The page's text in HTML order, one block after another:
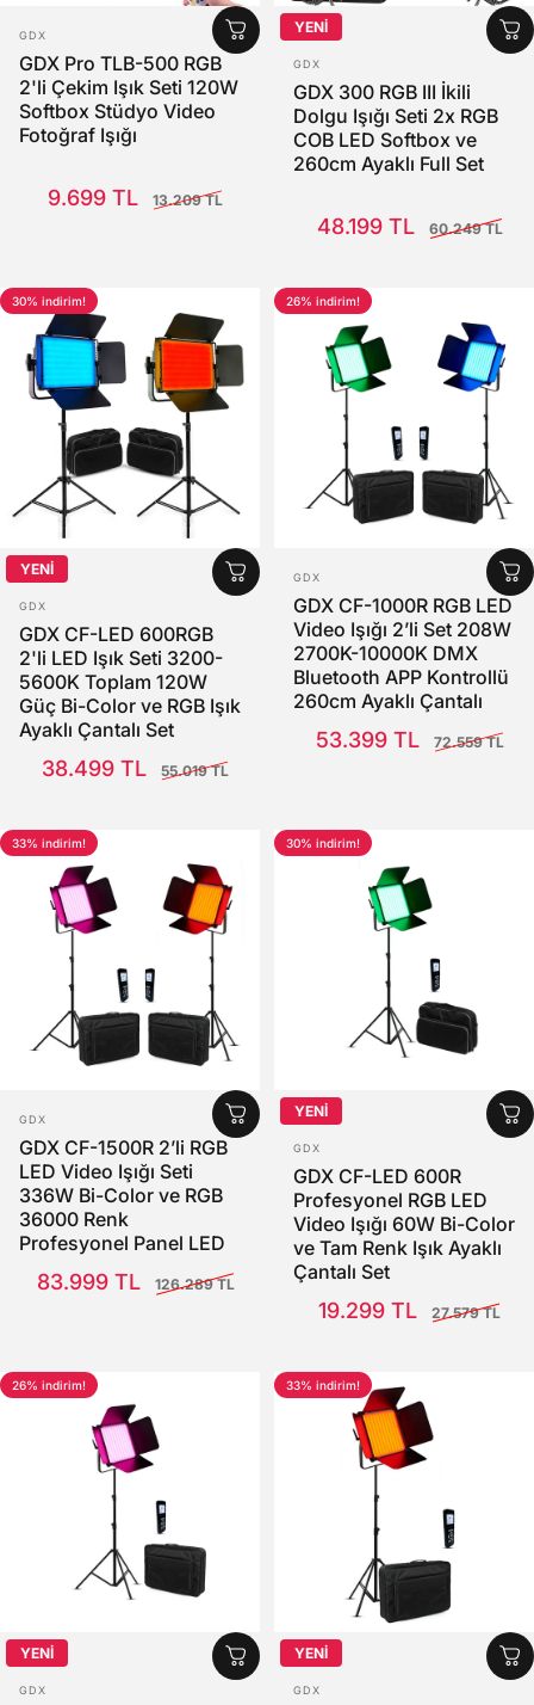
SATICI:
GDX
GDX Pro TLB-500 RGB
2'li Çekim Işık Seti 120W
Softbox Stüdyo Video
Fotoğraf Işığı
9.699 TL
13.209 TL
YENİ
SATICI:
GDX
GDX 300 RGB III İkili
Dolgu Işığı Seti 2x RGB
COB LED Softbox ve
260cm Ayaklı Full Set
48.199 TL
60.249 TL
30% indirim!
YENİ
SATICI:
GDX
GDX CF-LED 600RGB
2'li LED Işık Seti 3200-
5600K Toplam 120W
Güç Bi-Color ve RGB Işık
Ayaklı Çantalı Set
38.499 TL
55.019 TL
26% indirim!
SATICI:
GDX
GDX CF-1000R RGB LED
Video Işığı 2’li Set 208W
2700K-10000K DMX
Bluetooth APP Kontrollü
260cm Ayaklı Çantalı
53.399 TL
72.559 TL
33% indirim!
SATICI:
GDX
GDX CF-1500R 2’li RGB
LED Video Işığı Seti
336W Bi-Color ve RGB
36000 Renk
Profesyonel Panel LED
Set
83.999 TL
126.289 TL
30% indirim!
YENİ
SATICI:
GDX
GDX CF-LED 600R
Profesyonel RGB LED
Video Işığı 60W Bi-Color
ve Tam Renk Işık Ayaklı
Çantalı Set
19.299 TL
27.579 TL
26% indirim!
YENİ
SATICI:
GDX
33% indirim!
YENİ
SATICI:
GDX